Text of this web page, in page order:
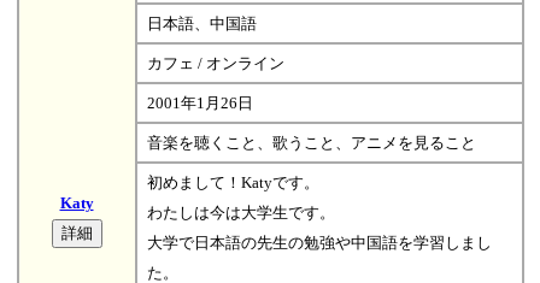
Katy
日本語、中国語
カフェ / オンライン
2001年1月26日
音楽を聴くこと、歌うこと、アニメを見ること
初めまして！Katyです。
わたしは今は大学生です。
大学で日本語の先生の勉強や中国語を学習しまし
た。